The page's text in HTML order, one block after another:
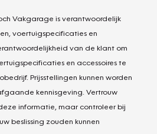
Vakgarage is verantwoordelijk
voertuigspecificaties en
van de klant om
en accessoires te
Prijsstellingen kunnen worden
kennisgeving. Vertrouw
informatie, maar controleer bij
beslissing zouden kunnen